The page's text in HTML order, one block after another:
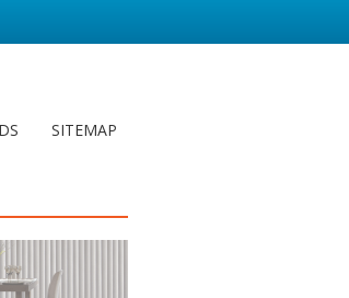
SITEMAP